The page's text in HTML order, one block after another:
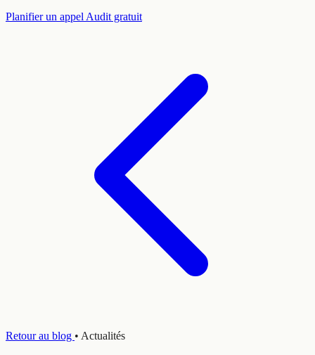
Planifier un appel Audit gratuit
Retour au blog • Actualités